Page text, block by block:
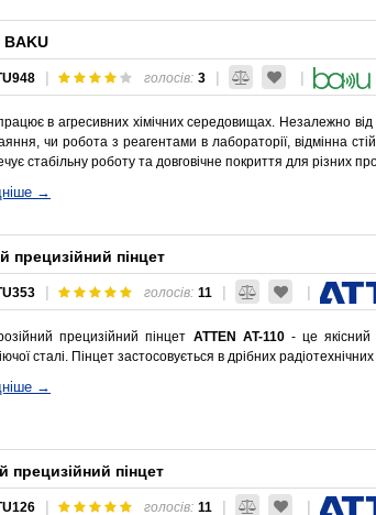
BAKU
голосів: 3
в агресивних хімічних середовищах. Незалежно
чи робота з реагентами в лабораторії, відмінна
стабільну роботу та довговічне покриття для різних
→
прецизійний пінцет
голосів: 11
прецизійний пінцет ATTEN AT-110- це якісний
сталі. Пінцет застосовується в дрібних
→
прецизійний пінцет
голосів: 11